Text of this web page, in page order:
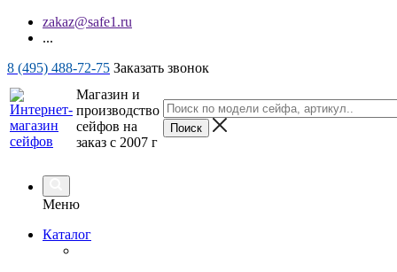
zakaz@safe1.ru
...
8 (495) 488-72-75 Заказать звонок
Магазин и
производство
сейфов на
заказ с 2007 г
Меню
Каталог